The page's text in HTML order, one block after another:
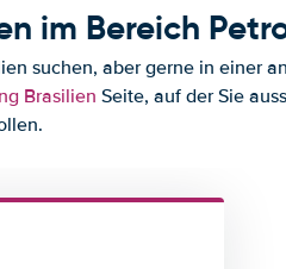
im Bereich
suchen, aber gerne in einer
Brasilien Seite, auf der Sie